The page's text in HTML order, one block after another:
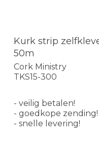
Kurk strip
50m
Cork Ministry
TKS15-300
- veilig betalen!
- goedkope zending!
- snelle levering!